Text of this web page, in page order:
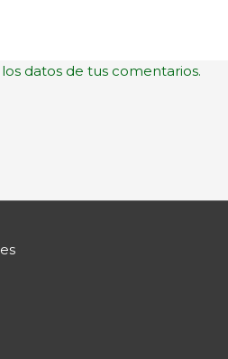
datos de tus comentarios.